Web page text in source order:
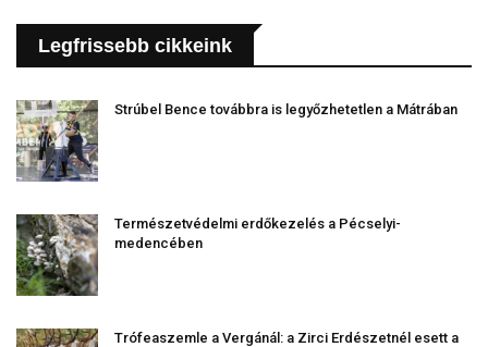
Legfrissebb cikkeink
Strúbel Bence továbbra is legyőzhetetlen a Mátrában
Természetvédelmi erdőkezelés a Pécselyi-
medencében
Trófeaszemle a Vergánál: a Zirci Erdészetnél esett a